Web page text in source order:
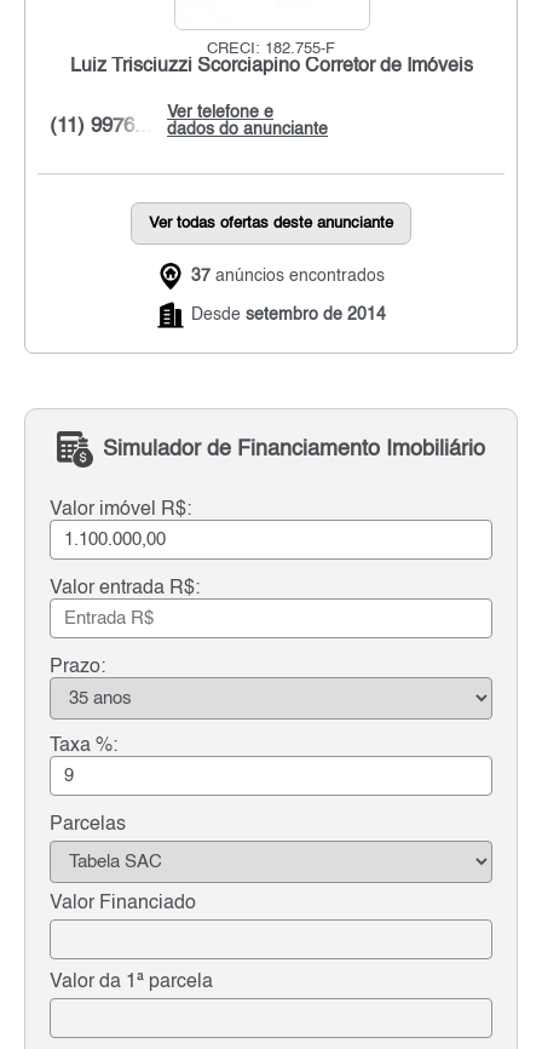
CRECI: 182.755-F
Luiz Trisciuzzi Scorciapino Corretor de Imóveis
Ver telefone e
dados do anunciante
(11) 9976...
Ver todas ofertas deste anunciante
37 anúncios encontrados
Desde setembro de 2014
Simulador de Financiamento Imobiliário
Valor imóvel R$:
Valor entrada R$:
Prazo:
Taxa %:
Parcelas
Valor Financiado
Valor da 1ª parcela